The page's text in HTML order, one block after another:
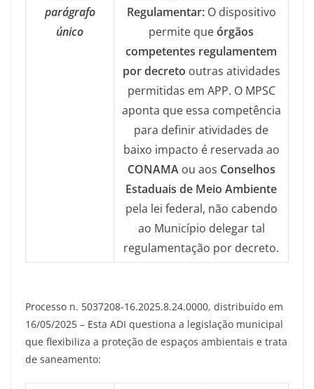
parágrafo
único
Regulamentar:O dispositivo
permite queórgãos
competentes regulamentem
por decreto outras atividades
permitidas em APP. O MPSC
aponta que essa competência
para definir atividades de
baixo impacto é reservada ao
CONAMAou aos Conselhos
Estaduais de Meio Ambiente
pela lei federal, não cabendo
ao Município delegar tal
regulamentação por decreto.
Processo n. 5037208-16.2025.8.24.0000, distribuído em
16/05/2025 – Esta ADI questiona a legislação municipal
que flexibiliza a proteção de espaços ambientais e trata
de saneamento: